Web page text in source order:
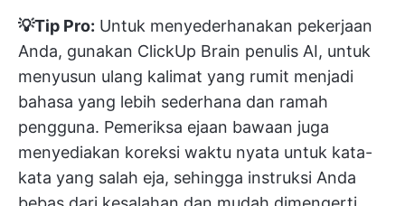
💡Tip Pro: Untuk menyederhanakan pekerjaan
Anda, gunakan ClickUp Brain penulis AI, untuk
menyusun ulang kalimat yang rumit menjadi
bahasa yang lebih sederhana dan ramah
pengguna. Pemeriksa ejaan bawaan juga
menyediakan koreksi waktu nyata untuk kata-
kata yang salah eja, sehingga instruksi Anda